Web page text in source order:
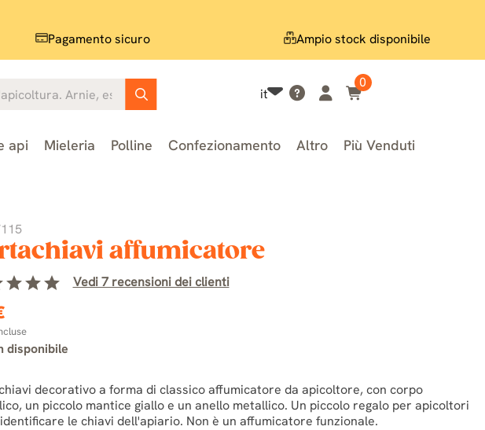
Pagamento sicuro Ampio stock disponibile
it
0
api Mieleria Polline Confezionamento Altro Più Venduti
affumicatore
starstarstar Vedi 7 recensioni dei clienti
disponibile
decorativo a forma di classico affumicatore da apicoltore, con corpo
un piccolo mantice giallo e un anello metallico. Un piccolo regalo per apicoltori
le chiavi dell'apiario. Non è un affumicatore funzionale.